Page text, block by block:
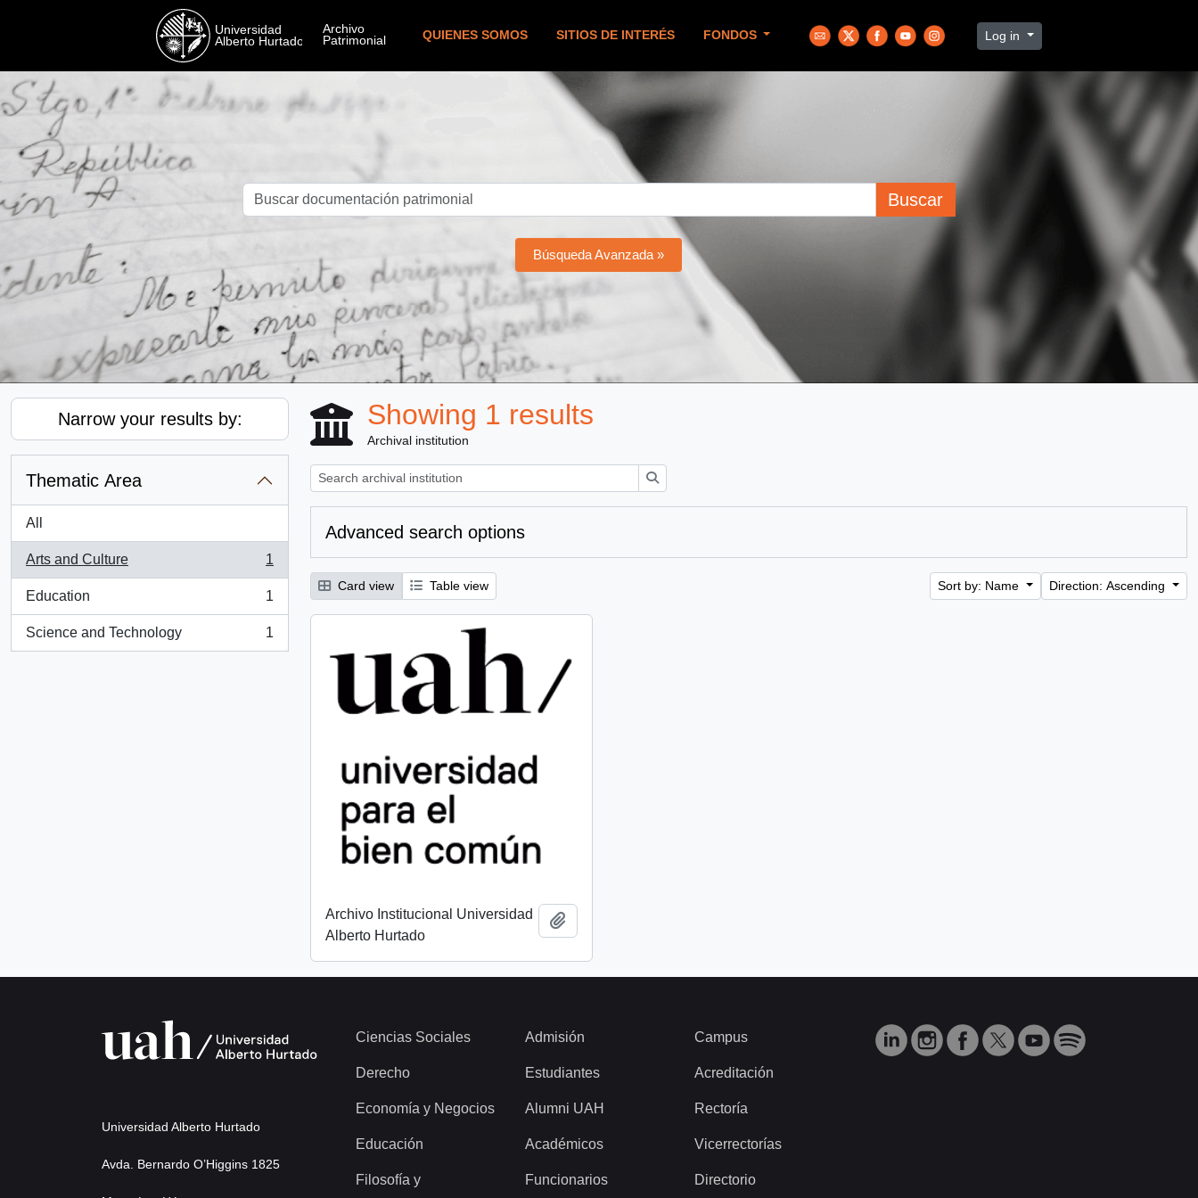
QUIENES SOMOS SITIOS DE INTERÉS FONDOS Log in
Buscar
Búsqueda Avanzada »
Narrow your results by:
Thematic Area
All
Arts and Culture
, 1 results
1
Education
, 1 results
1
Science and Technology
, 1 results
1
Showing 1 results
Archival institution
Advanced search options
Card view Table view Sort by: Name Direction: Ascending
Archivo Institucional Universidad
Alberto Hurtado
Universidad Alberto Hurtado
Avda. Bernardo O’Higgins 1825
Ciencias Sociales
Derecho
Economía y Negocios
Educación
Filosofía y
Admisión
Estudiantes
Alumni UAH
Académicos
Funcionarios
Campus
Acreditación
Rectoría
Vicerrectorías
Directorio